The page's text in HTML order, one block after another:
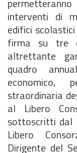
interventi di
edifici
firma su tre
altrettante
quadro
economico,
straordinaria
al Libero
sottoscritti dal
Libero
Dirigente del